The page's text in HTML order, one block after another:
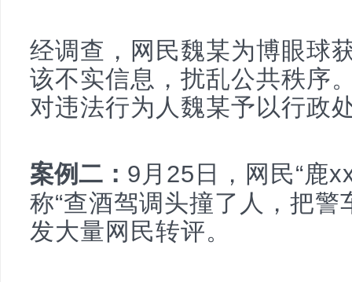
经调查，网民魏某为博眼球
该不实信息，扰乱公共秩序
对违法行为人魏某予以行政
案例二： 9月25日，网民“鹿
称“查酒驾调头撞了人，把警
发大量网民转评。